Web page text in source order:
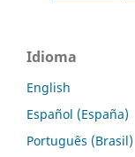
Idioma
English
Español (España)
Português (Brasil)